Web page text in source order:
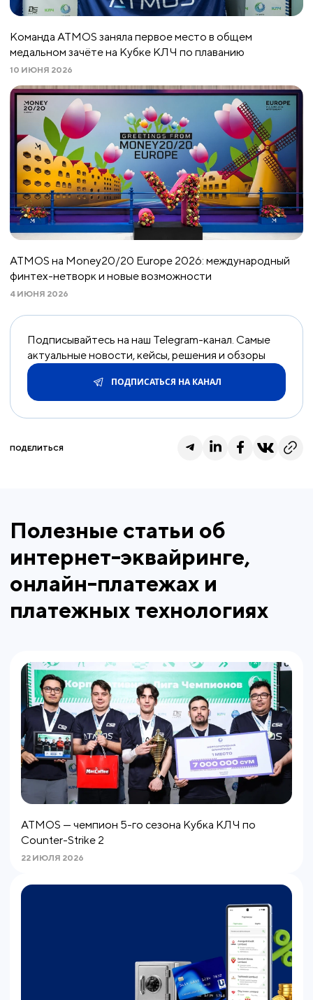
Команда ATMOS заняла первое место в общем
медальном зачёте на Кубке КЛЧ по плаванию
10 ИЮНЯ 2026
ATMOS на Money20/20 Europe 2026: международный
финтех-нетворк и новые возможности
4 ИЮНЯ 2026
Подписывайтесь на наш Telegram-канал. Самые
актуальные новости, кейсы, решения и обзоры
ПОДПИСАТЬСЯ НА КАНАЛ
ПОДЕЛИТЬСЯ
Полезные статьи об
интернет-эквайринге,
онлайн-платежах и
платежных технологиях
ATMOS — чемпион 5-го сезона Кубка КЛЧ по
Counter-Strike 2
22 ИЮЛЯ 2026